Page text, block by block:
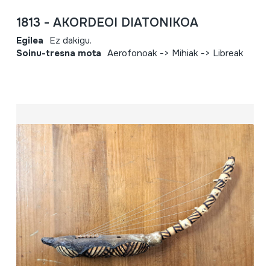
1813 - AKORDEOI DIATONIKOA
Egilea Ez dakigu.
Soinu-tresna mota Aerofonoak -> Mihiak -> Libreak